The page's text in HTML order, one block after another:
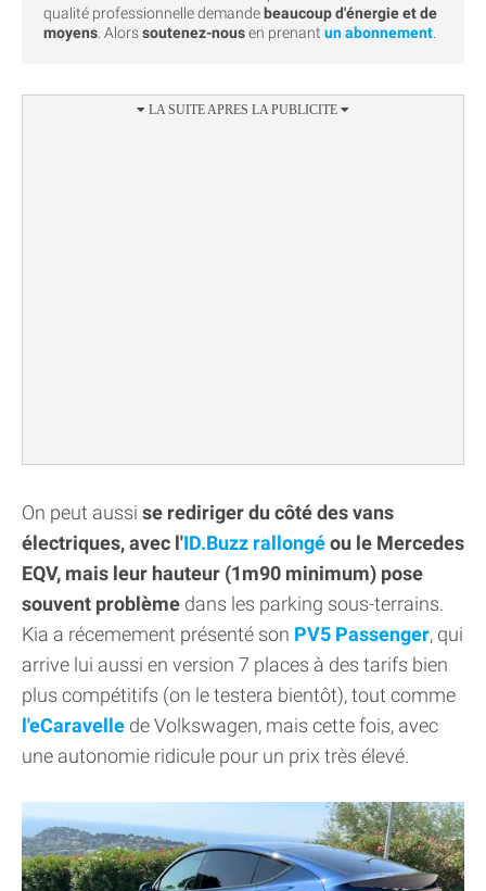
qualité professionnelle demande beaucoup d'énergie et de
moyens . Alorssoutenez-nousen prenant un abonnement
On peut aussi se rediriger du côté des vans
électriques, avec l'ID.Buzz rallongéou le Mercedes
EQV, mais leur hauteur (1m90 minimum) pose
souvent problème dans les parking sous-terrains.
Kia a récemement présenté son PV5 Passenger, qui
arrive lui aussi en version 7 places à des tarifs bien
plus compétitifs (on le testera bientôt), tout comme
l'eCaravelle de Volkswagen, mais cette fois, avec
une autonomie ridicule pour un prix très élevé.